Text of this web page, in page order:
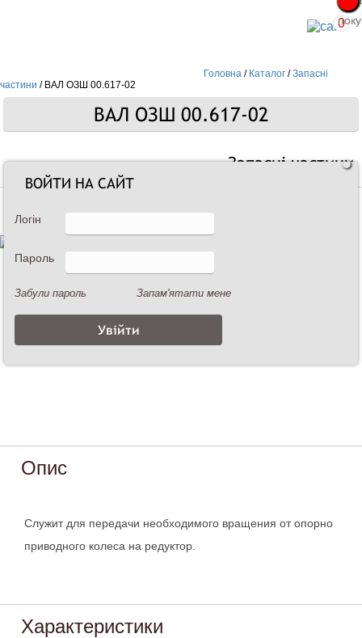
0
Головна / Каталог /Запасні
частини / ВАЛ ОЗШ 00.617-02
ВАЛ ОЗШ 00.617-02
Запасні частини
Опис
Служит для передачи необходимого вращения от опорно
приводного колеса на редуктор.
Характеристики
ВОЙТИ НА САЙТ
Логін
Пароль
Забули пароль Запам'ятати мене